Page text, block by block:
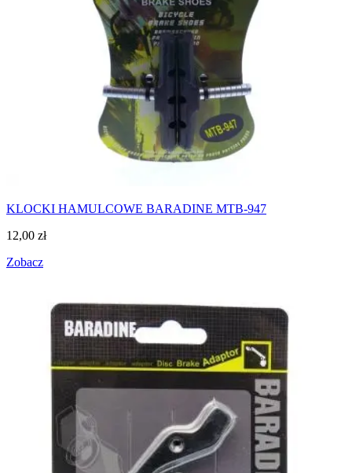
KLOCKI HAMULCOWE BARADINE MTB-947
12,00 zł
Zobacz